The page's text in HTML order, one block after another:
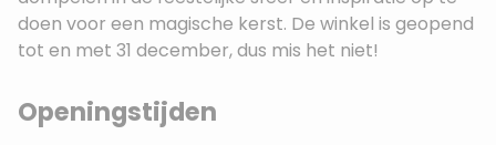
doen voor een magische kerst. De winkel is geopend
tot en met 31 december, dus mis het niet!
Openingstijden